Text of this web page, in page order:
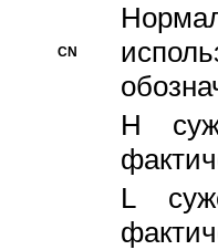
CN
H
L